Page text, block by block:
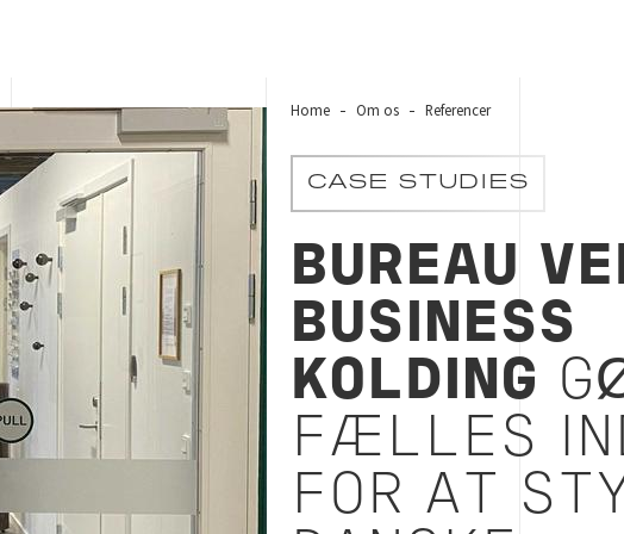
for at styrke danske virksomheder
Home Om os Referencer
CASE STUDIES
BUREAU
BUSINESS
KOLDING
FÆLLES
FOR AT